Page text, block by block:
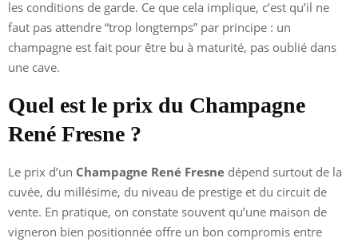
les conditions de garde. Ce que cela implique, c’est qu’il ne
faut pas attendre “trop longtemps” par principe : un
champagne est fait pour être bu à maturité, pas oublié dans
une cave.
Quel est le prix du Champagne
René Fresne ?
Le prix d’un Champagne René Fresne dépend surtout de la
cuvée, du millésime, du niveau de prestige et du circuit de
vente. En pratique, on constate souvent qu’une maison de
vigneron bien positionnée offre un bon compromis entre